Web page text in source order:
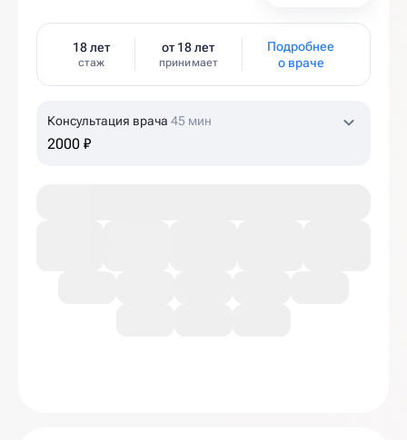
18 лет
стаж
от 18 лет
принимает
Подробнее
о враче
Консультация врача 45 мин
2000 ₽